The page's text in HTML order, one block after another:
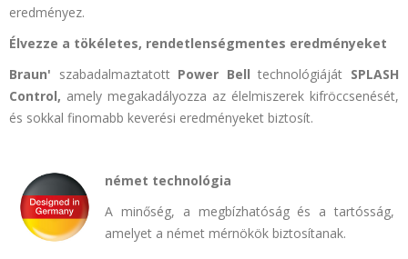
eredményez.
Élvezze a tökéletes, rendetlenségmentes eredményeket
Braun' szabadalmaztatott Power Bell technológiáját SPLASH
Control, amely megakadályozza az élelmiszerek kifröccsenését,
és sokkal finomabb keverési eredményeket biztosít.
német technológia
A minőség, a megbízhatóság és a tartósság,
amelyet a német mérnökök biztosítanak.